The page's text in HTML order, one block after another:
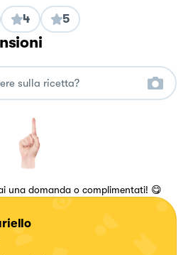
4 5
una domanda o complimentati! 😋